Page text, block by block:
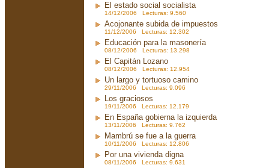
El estado social socialista
14/12/2006 Lecturas: 9.560
Acojonante subida de impuestos
11/12/2006 Lecturas: 12.302
Educación para la masonería
08/12/2006 Lecturas: 13.298
El Capitán Lozano
08/12/2006 Lecturas: 12.954
Un largo y tortuoso camino
29/11/2006 Lecturas: 9.096
Los graciosos
19/11/2006 Lecturas: 12.179
En España gobierna la izquierda
13/11/2006 Lecturas: 9.762
Mambrú se fue a la guerra
10/11/2006 Lecturas: 12.806
Por una vivienda digna
08/11/2006 Lecturas: 9.631